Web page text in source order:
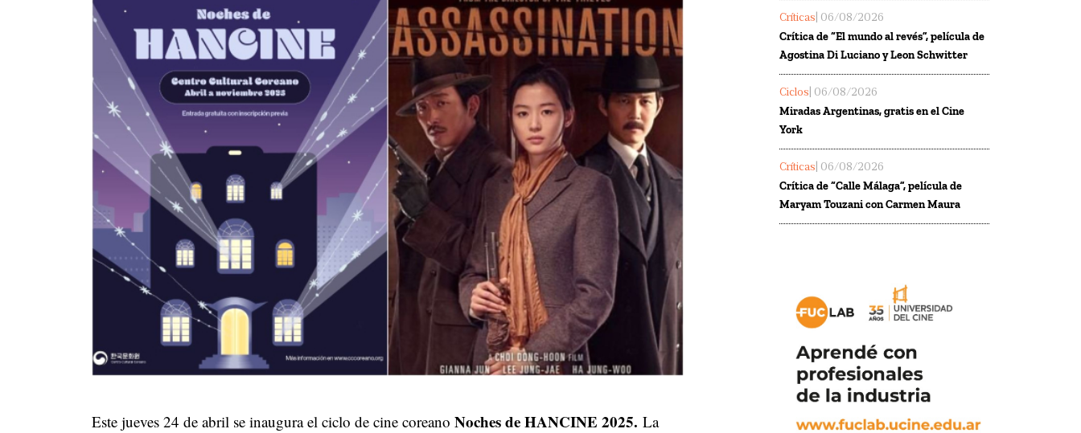
Este jueves 24 de abril se inaugura el ciclo de cine coreano Noches de HANCINE 2025. La
Críticas | 06/08/2026
Crítica de “El mundo al revés”, película de
Agostina Di Luciano y Leon Schwitter
Ciclos | 06/08/2026
Miradas Argentinas, gratis en el Cine
York
Críticas | 06/08/2026
Crítica de “Calle Málaga”, película de
Maryam Touzani con Carmen Maura